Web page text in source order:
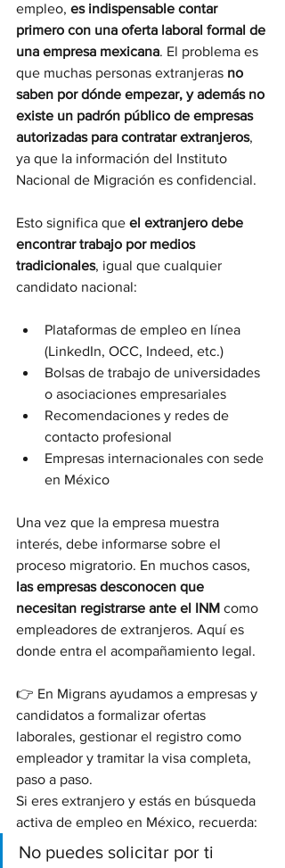
empleo, es indispensable contar
primero con una oferta laboral formal de
una empresa mexicana. El problema es
que muchas personas extranjeras no
saben por dónde empezar, y además no
existe un padrón público de empresas
autorizadas para contratar extranjeros,
ya que la información del Instituto
Nacional de Migración es confidencial.
Esto significa que el extranjero debe
encontrar trabajo por medios
tradicionales, igual que cualquier
candidato nacional:
Plataformas de empleo en línea
(LinkedIn, OCC, Indeed, etc.)
Bolsas de trabajo de universidades
o asociaciones empresariales
Recomendaciones y redes de
contacto profesional
Empresas internacionales con sede
en México
Una vez que la empresa muestra
interés, debe informarse sobre el
proceso migratorio. En muchos casos,
las empresas desconocen que
necesitan registrarse ante el INM como
empleadores de extranjeros. Aquí es
donde entra el acompañamiento legal.
👉 En Migrans ayudamos a empresas y
candidatos a formalizar ofertas
laborales, gestionar el registro como
empleador y tramitar la visa completa,
paso a paso.
Si eres extranjero y estás en búsqueda
activa de empleo en México, recuerda:
No puedes solicitar por ti